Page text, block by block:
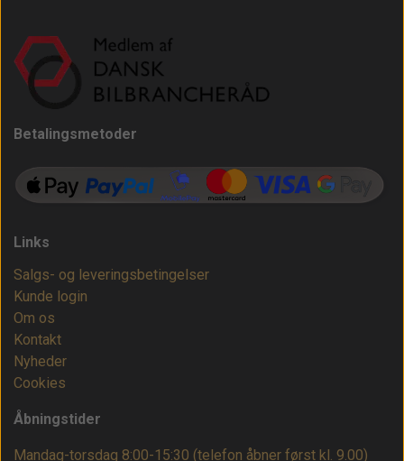
Betalingsmetoder
Links
Salgs- og leveringsbetingelser
Kunde login
Om os
Kontakt
Nyheder
Cookies
Åbningstider
Mandag-torsdag 8:00-15:30 (telefon åbner først kl. 9.00)